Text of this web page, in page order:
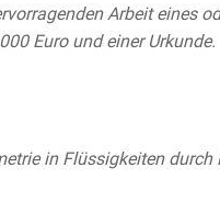
Arbeit eines
Euro und einer Urkunde.
in Flüssigkeiten durch